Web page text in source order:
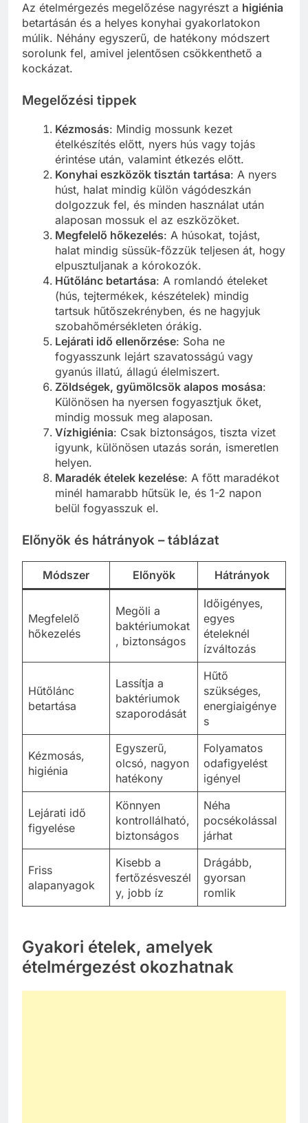
Az ételmérgezés megelőzése nagyrészt a higiénia
betartásán és a helyes konyhai gyakorlatokon
múlik. Néhány egyszerű, de hatékony módszert
sorolunk fel, amivel jelentősen csökkenthető a
kockázat.
Megelőzési tippek
Kézmosás: Mindig mossunk kezet
ételkészítés előtt, nyers hús vagy tojás
érintése után, valamint étkezés előtt.
Konyhai eszközök tisztán tartása: A nyers
húst, halat mindig külön vágódeszkán
dolgozzuk fel, és minden használat után
alaposan mossuk el az eszközöket.
Megfelelő hőkezelés: A húsokat, tojást,
halat mindig süssük-főzzük teljesen át, hogy
elpusztuljanak a kórokozók.
Hűtőlánc betartása: A romlandó ételeket
(hús, tejtermékek, készételek) mindig
tartsuk hűtőszekrényben, és ne hagyjuk
szobahőmérsékleten órákig.
Lejárati idő ellenőrzése: Soha ne
fogyasszunk lejárt szavatosságú vagy
gyanús illatú, állagú élelmiszert.
Zöldségek, gyümölcsök alapos mosása:
Különösen ha nyersen fogyasztjuk őket,
mindig mossuk meg alaposan.
Vízhigiénia: Csak biztonságos, tiszta vizet
igyunk, különösen utazás során, ismeretlen
helyen.
Maradék ételek kezelése: A főtt maradékot
minél hamarabb hűtsük le, és 1-2 napon
belül fogyasszuk el.
Előnyök és hátrányok – táblázat
Módszer Előnyök Hátrányok
Megfelelő
hőkezelés
Megöli a
baktériumokat
, biztonságos
Időigényes,
egyes
ételeknél
ízváltozás
Hűtőlánc
betartása
Lassítja a
baktériumok
szaporodását
Hűtő
szükséges,
energiaigénye
s
Kézmosás,
higiénia
Egyszerű,
olcsó, nagyon
hatékony
Folyamatos
odafigyelést
igényel
Lejárati idő
figyelése
Könnyen
kontrollálható,
biztonságos
Néha
pocsékolással
járhat
Friss
alapanyagok
Kisebb a
fertőzésveszél
y, jobb íz
Drágább,
gyorsan
romlik
Gyakori ételek, amelyek
ételmérgezést okozhatnak